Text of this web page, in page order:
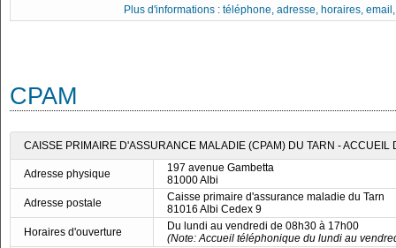
Plus d'informations : téléphone, adresse, horaires,
CPAM
CAISSE PRIMAIRE D'ASSURANCE MALADIE (CPAM) DU TARN - ACCUEIL
Adresse physique
197 avenue Gambetta
81000 Albi
Adresse postale
Caisse primaire d'assurance maladie du Tarn
81016 Albi Cedex 9
Horaires d'ouverture
Du lundi au vendredi de 08h30 à 17h00
(Note: Accueil téléphonique du lundi au